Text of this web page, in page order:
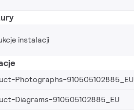
instalacji
Photographs-910505102885_EU
Diagrams-910505102885_EU